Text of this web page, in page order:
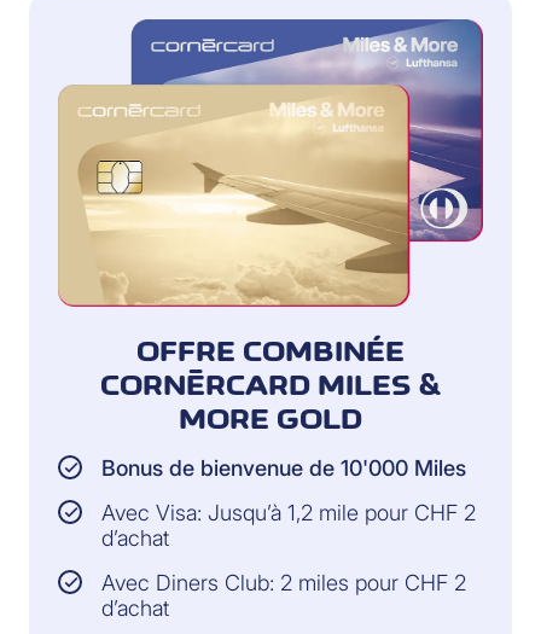
OFFRE COMBINÉE
CORNÈRCARD MILES &
MORE GOLD
Bonus de bienvenue de 10'000 Miles
Avec Visa: Jusqu’à 1,2 mile pour CHF 2
d’achat
Avec Diners Club: 2 miles pour CHF 2
d’achat